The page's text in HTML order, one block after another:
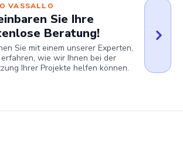
VASSALLO
Sie Ihre
Beratung!
Sie mit einem unserer Experten,
wie wir Ihnen bei der
Ihrer Projekte helfen können.